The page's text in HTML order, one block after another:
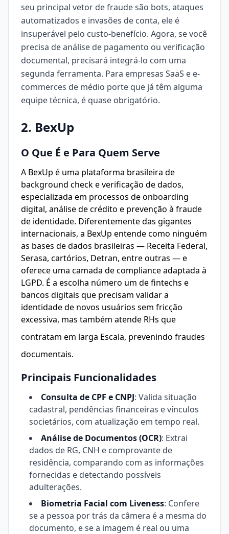
seu principal vetor de fraude são bots, ataques
automatizados e invasões de conta, ele é
insuperável pelo custo-benefício. Agora, se você
precisa de análise de pagamento ou verificação
documental, precisará integrá-lo com uma
segunda ferramenta. Para empresas SaaS e e-
commerces de médio porte que já têm alguma
equipe técnica, é quase obrigatório.
2. BexUp
O Que É e Para Quem Serve
A BexUp é uma plataforma brasileira de
background check e verificação de dados,
especializada em processos de onboarding
digital, análise de crédito e prevenção à fraude
de identidade. Diferentemente das gigantes
internacionais, a BexUp entende como ninguém
as bases de dados brasileiras — Receita Federal,
Serasa, cartórios, Detran, entre outras — e
oferece uma camada de compliance adaptada à
LGPD. É a escolha número um de fintechs e
bancos digitais que precisam validar a
identidade de novos usuários sem fricção
excessiva, mas também atende RHs que
contratam em larga Escala, prevenindo fraudes
documentais.
Principais Funcionalidades
Consulta de CPF e CNPJ: Valida situação
cadastral, pendências financeiras e vínculos
societários, com atualização em tempo real.
Análise de Documentos (OCR): Extrai
dados de RG, CNH e comprovante de
residência, comparando com as informações
fornecidas e detectando possíveis
adulterações.
Biometria Facial com Liveness: Confere
se a pessoa por trás da câmera é a mesma do
documento, e se a imagem é real ou uma